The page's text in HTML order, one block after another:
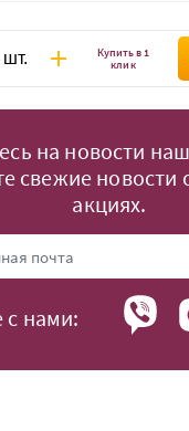
Купить в 1
клик
на новости
свежие новости
акциях.
с нами: